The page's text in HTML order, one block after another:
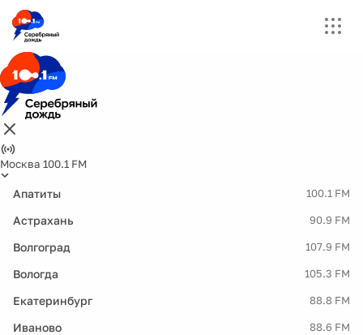
Москва 100.1 FM
Апатиты 100.1 FM
Астрахань 90.9 FM
Волгоград 107.9 FM
Вологда 105.3 FM
Екатеринбург 88.8 FM
Иваново 88.6 FM